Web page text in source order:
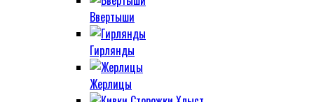
Ввертыши
Гирлянды
Жерлицы